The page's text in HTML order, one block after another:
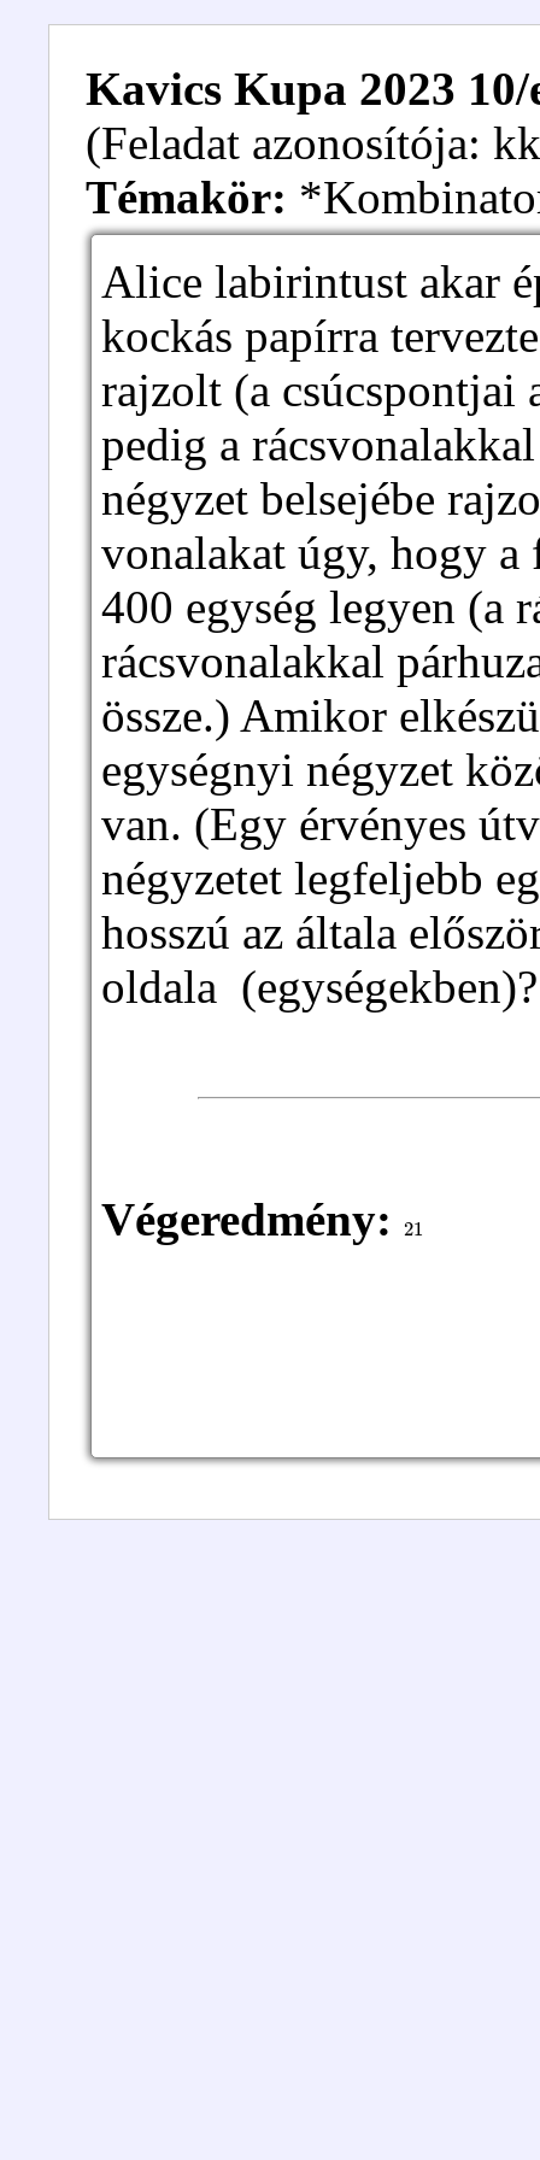
Kavics Kupa 2023
(Feladat azonosítója:
Témakör:
Alice labirintust akar
kockás papírra
rajzolt (a csúcspontjai
pedig a
négyzet belsejébe
vonalakat úgy, hogy a
400 egység legyen (a
rácsvonalakkal
össze.) Amikor
egységnyi négyzet
van. (Egy érvényes
négyzetet legfeljebb
hosszú az általa
oldala (egységekben)?
Végeredmény: 21